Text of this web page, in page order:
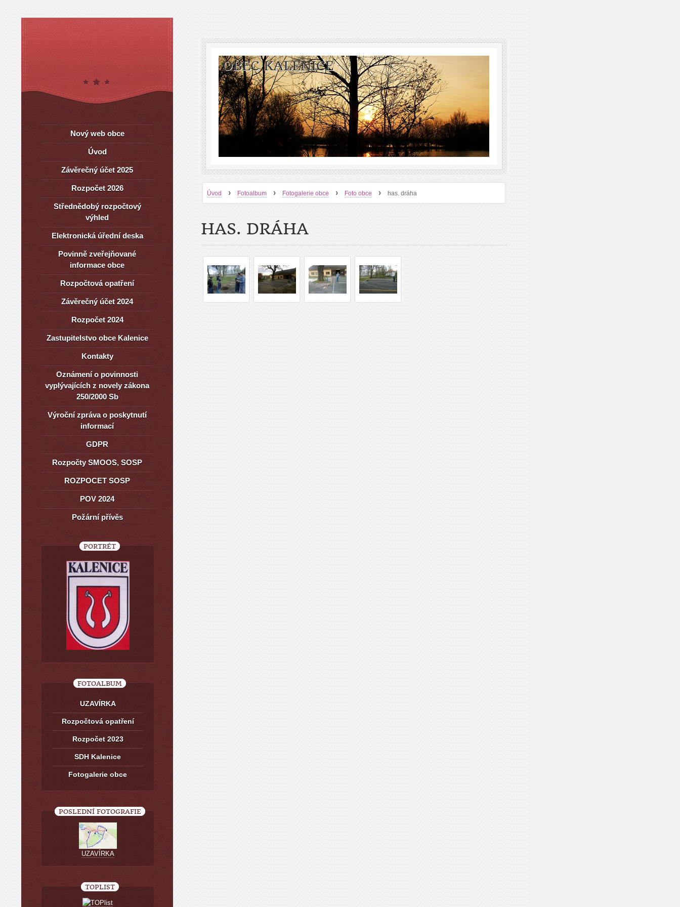
OBEC KALENICE
Úvod › Fotoalbum › Fotogalerie obce › Foto obce › has. dráha
HAS. DRÁHA
Nový web obce
Úvod
Závěrečný účet 2025
Rozpočet 2026
Střednědobý rozpočtový
výhled
Elektronická úřední deska
Povinně zveřejňované
informace obce
Rozpočtová opatření
Závěrečný účet 2024
Rozpočet 2024
Zastupitelstvo obce Kalenice
Kontakty
Oznámení o povinnosti
vyplývajících z novely zákona
250/2000 Sb
Výroční zpráva o poskytnutí
informací
GDPR
Rozpočty SMOOS, SOSP
ROZPOCET SOSP
POV 2024
Požární přívěs
PORTRÉT
FOTOALBUM
UZAVÍRKA
Rozpočtová opatření
Rozpočet 2023
SDH Kalenice
Fotogalerie obce
POSLEDNÍ FOTOGRAFIE
UZAVÍRKA
TOPLIST